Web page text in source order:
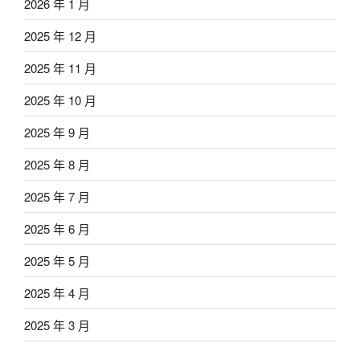
2026 年 1 月
2025 年 12 月
2025 年 11 月
2025 年 10 月
2025 年 9 月
2025 年 8 月
2025 年 7 月
2025 年 6 月
2025 年 5 月
2025 年 4 月
2025 年 3 月